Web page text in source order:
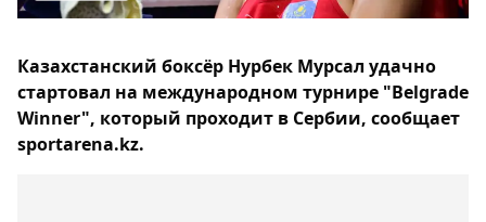
Казахстанский боксёр Нурбек Мурсал удачно
стартовал на международном турнире "Belgrade
Winner", который проходит в Сербии, сообщает
sportarena.kz.